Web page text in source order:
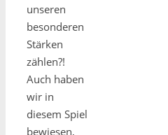
unseren
besonderen
Stärken
zählen?!
Auch haben
wir in
diesem Spiel
bewiesen,